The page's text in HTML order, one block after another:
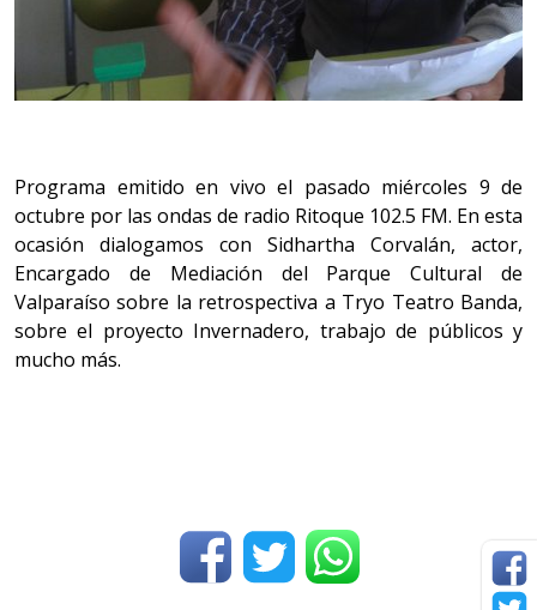
Programa emitido en vivo el pasado miércoles 9 de
octubre por las ondas de radio Ritoque 102.5 FM. En esta
ocasión dialogamos con Sidhartha Corvalán, actor,
Encargado de Mediación del Parque Cultural de
Valparaíso sobre la retrospectiva a Tryo Teatro Banda,
sobre el proyecto Invernadero, trabajo de públicos y
mucho más.